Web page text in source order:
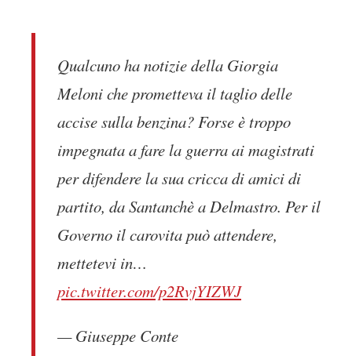
Qualcuno ha notizie della Giorgia
Meloni che prometteva il taglio delle
accise sulla benzina? Forse è troppo
impegnata a fare la guerra ai magistrati
per difendere la sua cricca di amici di
partito, da Santanchè a Delmastro. Per il
Governo il carovita può attendere,
mettetevi in…
pic.twitter.com/p2RvjYIZWJ
— Giuseppe Conte